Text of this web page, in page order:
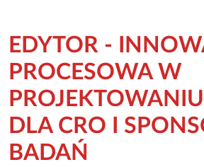
EDYTOR -
PROCESOWA W
DLA CRO I
BADAŃ